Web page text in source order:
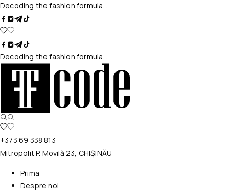
Decoding the fashion formula…
Decoding the fashion formula…
+373 69 338 813
Mitropolit P. Movilă 23, CHIȘINĂU
Prima
Despre noi